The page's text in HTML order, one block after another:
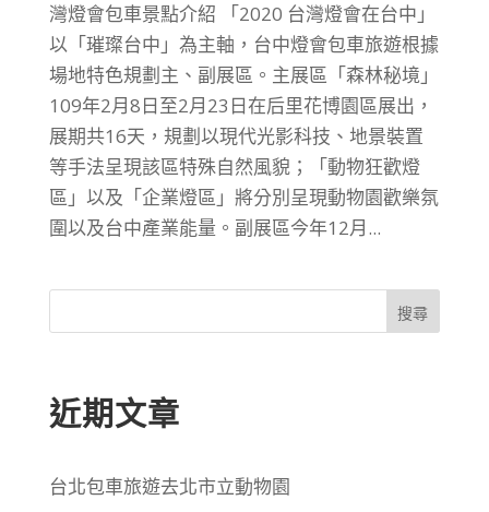
灣燈會包車景點介紹 「2020 台灣燈會在台中」
以「璀璨台中」為主軸，台中燈會包車旅遊根據
場地特色規劃主、副展區。主展區「森林秘境」
109年2月8日至2月23日在后里花博園區展出，
展期共16天，規劃以現代光影科技、地景裝置
等手法呈現該區特殊自然風貌；「動物狂歡燈
區」以及「企業燈區」將分別呈現動物園歡樂氛
圍以及台中產業能量。副展區今年12月...
搜尋
近期文章
台北包車旅遊去北市立動物園